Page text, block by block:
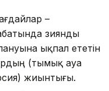
–
зиянды
ықпал ететін
(тымық ауа
жиынтығы.